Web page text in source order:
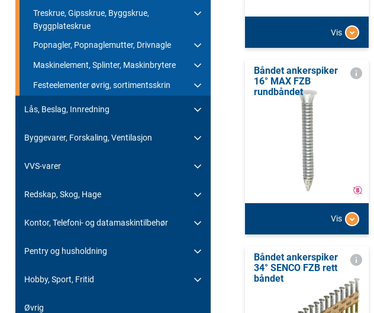
Treskrue, Gipsskrue, Byggskrue,
Byggplateskrue
Popnagler, Popnaglemutter, Drivnagle
Maskinelement, Splinter, Maskinbrytere
Festeelementer øvrig, sortimentsskrin
Lås, Beslag, Innredning
Byggevarer, Forskaling, Ventilasjon
VVS-varer
Redskap, Skog, Hage
Kontor, Telefoni- og datamaskintilbehør
Pentry og husholdning
Hobby, Sport, Fritid
Øvrig
Vis
Båndet ankerspiker
16° MAX FZB
rundbåndet
Vis
Båndet ankerspiker
34° SENCO FZB rett
båndet